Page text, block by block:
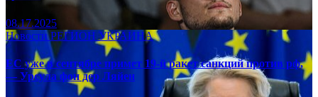
08.17.2025
НовостиРЕГИОНУКРАИНА
ЕС уже в сентябре примет 19-й ракет санкций против рф,
— Урсула фон дер Ляйен